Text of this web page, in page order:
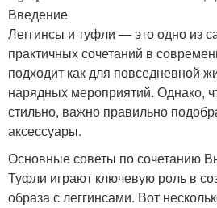
Введение
Леггинсы и туфли — это одно из
практичных сочетаний в
подходит как для повседневной
нарядных мероприятий. Однако,
стильно, важно правильно
аксессуары.
Основные советы по сочетанию
Туфли играют ключевую роль в
образа с леггинсами. Вот